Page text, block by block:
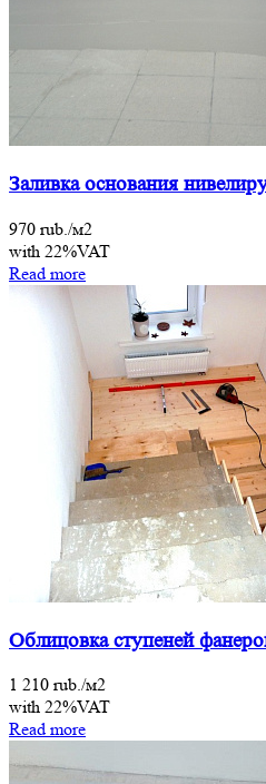
Заливка основания
970 rub./м2
with 22%VAT
Read more
Облицовка ступеней
1 210 rub./м2
with 22%VAT
Read more